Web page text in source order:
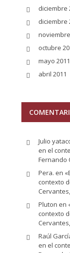
diciembre
diciembre
octubre
mayo 2011
abril 2011
Julio
en el
Fernando
Pera. en
contexto
Pluton en
contexto
Raúl
en el